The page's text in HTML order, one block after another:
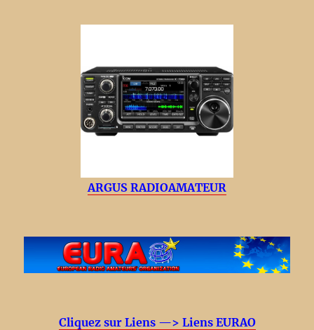
ARGUS RADIOAMATEUR
Cliquez sur Liens —> Liens EURAO